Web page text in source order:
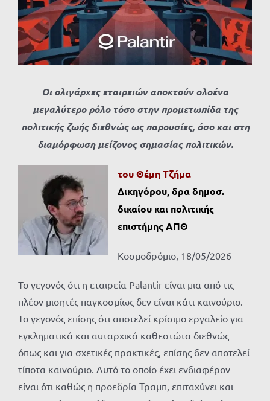
Οι ολιγάρχες εταιρειών αποκτούν ολοένα
μεγαλύτερο ρόλο τόσο στην προμετωπίδα της
πολιτικής ζωής διεθνώς ως παρουσίες, όσο και στη
διαμόρφωση μείζονος σημασίας πολιτικών.
του Θέμη Τζήμα
Δικηγόρου, δρα δημοσ.
δικαίου και πολιτικής
επιστήμης ΑΠΘ
Κοσμοδρόμιο, 18/05/2026
Το γεγονός ότι η εταιρεία Palantir είναι μια από τις
πλέον μισητές παγκοσμίως δεν είναι κάτι καινούριο.
Το γεγονός επίσης ότι αποτελεί κρίσιμο εργαλείο για
εγκληματικά και αυταρχικά καθεστώτα διεθνώς
όπως και για σχετικές πρακτικές, επίσης δεν αποτελεί
τίποτα καινούριο. Αυτό το οποίο έχει ενδιαφέρον
είναι ότι καθώς η προεδρία Τραμπ, επιταχύνει και